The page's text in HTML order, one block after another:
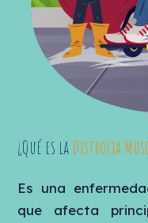
¿Qué es laDistrofia
Es una
que afecta